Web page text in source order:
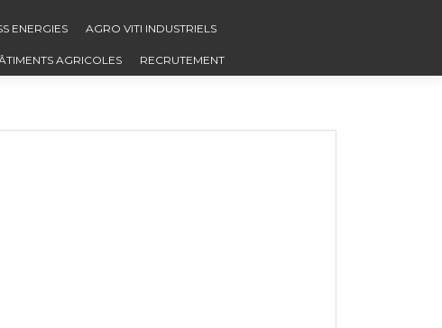
ENERGIES AGRO VITI INDUSTRIELS
AGRICOLES RECRUTEMENT